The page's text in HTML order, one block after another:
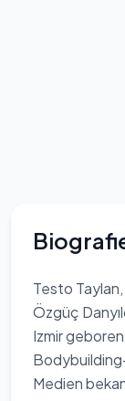
Testo
Özgüç
Izmir
Medien